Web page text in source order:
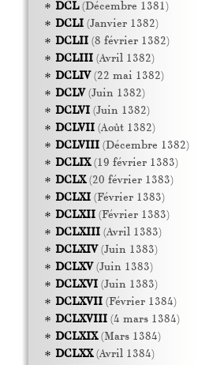
DCL(Décembre 1381)
DCLI(Janvier 1382)
DCLII(8 février 1382)
DCLIII(Avril 1382)
DCLIV(22 mai 1382)
DCLV(Juin 1382)
DCLVI(Juin 1382)
DCLVII(Août 1382)
DCLVIII(Décembre 1382)
DCLIX(19 février 1383)
DCLX(20 février 1383)
DCLXI(Février 1383)
DCLXII(Février 1383)
DCLXIII(Avril 1383)
DCLXIV(Juin 1383)
DCLXV(Juin 1383)
DCLXVI(Juin 1383)
DCLXVII(Février 1384)
DCLXVIII(4 mars 1384)
DCLXIX(Mars 1384)
DCLXX(Avril 1384)